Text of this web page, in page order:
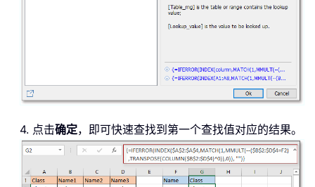
4. 点击确定，即可快速查找到第一个查找值对应的结果。